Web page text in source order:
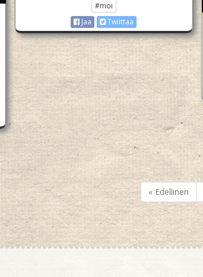
#moi
Jaa
Twiittaa
« Edellinen